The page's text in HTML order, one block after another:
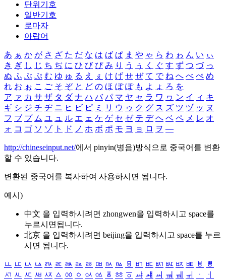
단위기호
일반기호
로마자
아랍어
あ ぁ か が さ ざ た だ な は ば ぱ ま や ゃ ら わ ゎ ん い ぃ
き ぎ し じ ち ぢ に ひ び ぴ み り う ぅ く ぐ す ず つ づ っ
ぬ ふ ぶ ぷ む ゆ ゅ る え ぇ け げ せ ぜ て で ね へ べ ぺ め
れ お ぉ こ ご そ ぞ と ど の ほ ぼ ぽ も よ ょ ろ を
ア ァ カ サ ザ タ ダ ナ ハ バ パ マ ヤ ャ ラ ワ ヮ ン イ ィ キ
ギ シ ジ チ ヂ ニ ヒ ビ ピ ミ リ ウ ゥ ク グ ス ズ ツ ヅ ッ ヌ
フ ブ プ ム ユ ュ ル エ ェ ケ ゲ セ ゼ テ デ ヘ ベ ペ メ レ オ
ォ コ ゴ ソ ゾ ト ド ノ ホ ボ ポ モ ヨ ョ ロ ヲ ―
http://chineseinput.net/에서 pinyin(병음)방식으로 중국어를 변환
할 수 있습니다.
변환된 중국어를 복사하여 사용하시면 됩니다.
예시)
中文 을 입력하시려면 zhongwen을 입력하시고 space를
누르시면됩니다.
北京 을 입력하시려면 beijing을 입력하시고 space를 누르
시면 됩니다.
ㅥ ㅦ ㅧ ㅨ ㅩ ㅪ ㅫ ㅬ ㅭ ㅮ ㅯ ㅰ ㅱ ㅲ ㅳ ㅴ ㅵ ㅶ ㅷ ㅸ
ㅹ
ㅺ ㅻ ㅼ ㅽ ㅾ ㅿ ㆀ ㆁ ㆂ ㆃ ㆄ ㆅ ㆆ ㆇ ㆈ ㆉ ㆊ ㆋ ㆌ ㆍ
ㆎ